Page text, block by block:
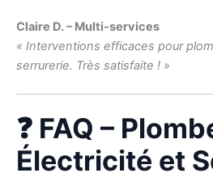
Claire D. – Multi-services
« Interventions efficaces pour
serrurerie. Très satisfaite ! »
❓ FAQ –
Électricité et